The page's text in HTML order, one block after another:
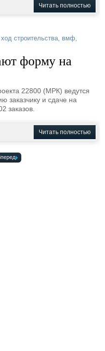
Читать полностью
ход строительства, вмф,
форму на
22800 (МРК) ведутся
заказчику и сдаче на
заказов.
Читать полностью